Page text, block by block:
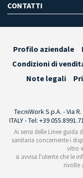
CONTATTI
Profilo aziendale
Condizioni di
Note legali
TecniWork S.p.A. - Via
ITALY - Tel: +39
Ai sensi delle Linee guida
sanitaria concernente i
vitro
si avvisa l'utente che le
rivolte